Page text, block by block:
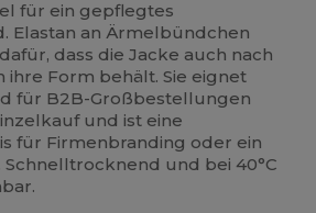
für ein gepflegtes
Elastan an Ärmelbündchen
dass die Jacke auch nach
ihre Form behält. Sie eignet
für B2B-Großbestellungen
und ist eine
für Firmenbranding oder ein
Schnelltrocknend und bei 40°C